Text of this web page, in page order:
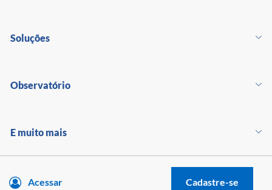
Soluções
Observatório
E muito mais
Acessar Cadastre-se